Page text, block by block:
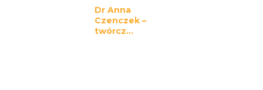
Dr Anna
Czenczek –
twórcz...